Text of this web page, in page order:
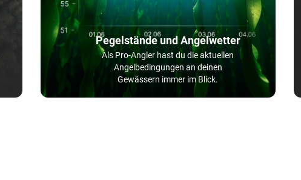
Pegelstände und Angelwetter
Als Pro-Angler hast du die aktuellen
Angelbedingungen an deinen
Gewässern immer im Blick.